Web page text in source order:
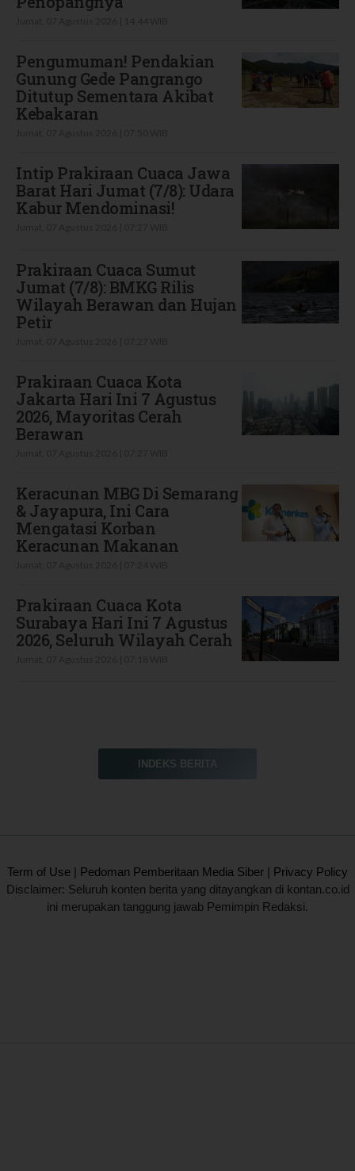
Pengumuman! Pendakian
Gunung Gede Pangrango
Ditutup Sementara Akibat
Kebakaran
Intip Prakiraan Cuaca Jawa
Barat Hari Jumat (7/8): Udara
Kabur Mendominasi!
Prakiraan Cuaca Sumut
Jumat (7/8): BMKG Rilis
Wilayah Berawan dan Hujan
Petir
Prakiraan Cuaca Kota
Jakarta Hari Ini 7 Agustus
2026, Mayoritas Cerah
Berawan
Keracunan MBG Di Semarang
& Jayapura, Ini Cara
Mengatasi Korban
Keracunan Makanan
Prakiraan Cuaca Kota
Surabaya Hari Ini 7 Agustus
2026, Seluruh Wilayah Cerah
INDEKS BERITA
Term of Use | Pedoman Pemberitaan Media Siber | Privacy Policy
Disclaimer: Seluruh konten berita yang ditayangkan di kontan.co.id
ini merupakan tanggung jawab Pemimpin Redaksi.